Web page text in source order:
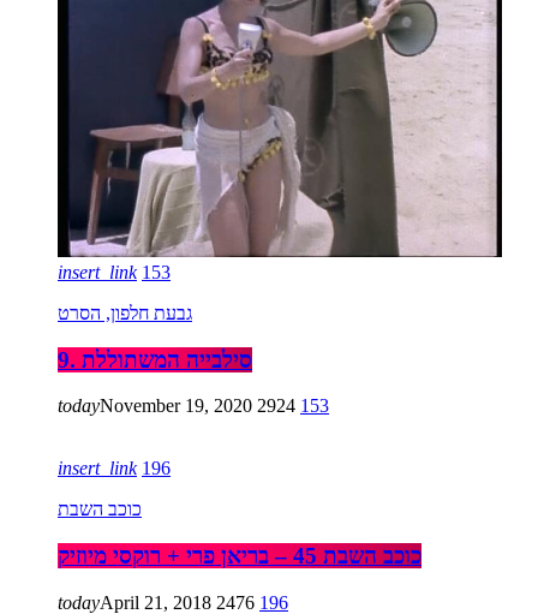
insert_link 153
גבעת חלפון, הסרט
9. סילבייה המשתוללת
todayNovember 19, 2020 2924 153
insert_link 196
כוכב השבת
כוכב השבת 45 – בריאן פרי + רוקסי מיוזיק
todayApril 21, 2018 2476 196